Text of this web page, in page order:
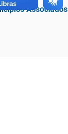
Associados